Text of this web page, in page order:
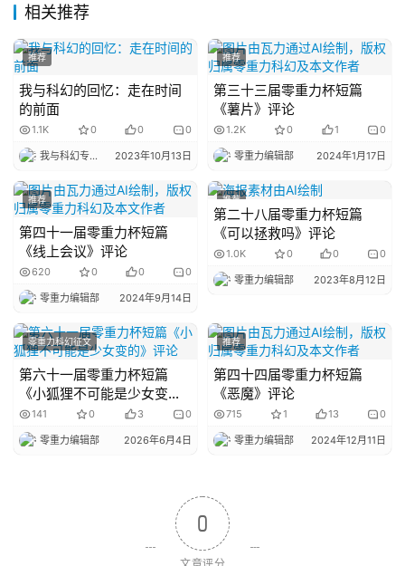
说
库
相关推荐
推荐
我与科幻的回忆：走在时间
的前面
1.1K 0 0 0
我与科幻专栏小编 2023年10月13日
推荐
第三十三届零重力杯短篇
《薯片》评论
1.2K 0 1 0
零重力编辑部 2024年1月17日
推荐
第四十一届零重力杯短篇
《线上会议》评论
620 0 0 0
零重力编辑部 2024年9月14日
推荐
第二十八届零重力杯短篇
《可以拯救吗》评论
1.0K 0 0 0
零重力编辑部 2023年8月12日
零重力科幻征文
第六十一届零重力杯短篇
《小狐狸不可能是少女变
的》评论
141 0 3 0
零重力编辑部 2026年6月4日
推荐
第四十四届零重力杯短篇
《恶魔》评论
715 1 13 0
零重力编辑部 2024年12月11日
0